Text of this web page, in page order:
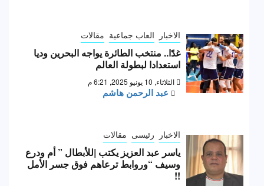
الاخبار العاب جماعية مقالات
غدًا.. منتخب الطائرة يواجه البحرين وديا
استعدادا لبطولة العالم
الثلاثاء, 10 يونيو 2025, 6:21 م
عبد الرحمن هاشم
الاخبار رئيسى مقالات
ياسر عبد العزيز يكتب |للأبطال ” أم ودرع
وسيف “وروابط ترعاهم فوق جسر الأمل
!!